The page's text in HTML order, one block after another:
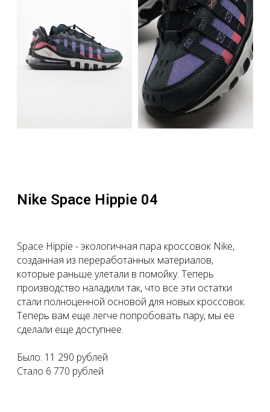
Nike Space Hippie 04
Space Hippie - экологичная пара кроссовок Nike,
созданная из переработанных материалов,
которые раньше улетали в помойку. Теперь
производство наладили так, что все эти остатки
стали полноценной основой для новых кроссовок.
Теперь вам еще легче попробовать пару, мы ее
сделали еще доступнее.
Было: 11 290 рублей
Стало 6 770 рублей